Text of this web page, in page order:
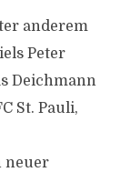
anderem
Peter
Deichmann
St. Pauli,
neuer